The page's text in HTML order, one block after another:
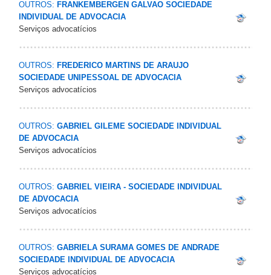
OUTROS: FRANKEMBERGEN GALVAO SOCIEDADE
INDIVIDUAL DE ADVOCACIA
Serviços advocatícios
OUTROS: FREDERICO MARTINS DE ARAUJO
SOCIEDADE UNIPESSOAL DE ADVOCACIA
Serviços advocatícios
OUTROS: GABRIEL GILEME SOCIEDADE INDIVIDUAL
DE ADVOCACIA
Serviços advocatícios
OUTROS: GABRIEL VIEIRA - SOCIEDADE INDIVIDUAL
DE ADVOCACIA
Serviços advocatícios
OUTROS: GABRIELA SURAMA GOMES DE ANDRADE
SOCIEDADE INDIVIDUAL DE ADVOCACIA
Serviços advocatícios